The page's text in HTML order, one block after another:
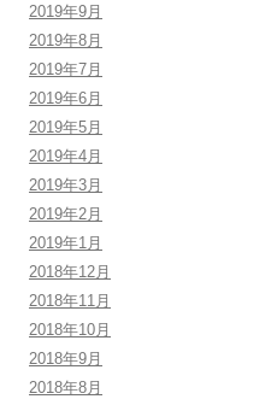
2019年9月
2019年8月
2019年7月
2019年6月
2019年5月
2019年4月
2019年3月
2019年2月
2019年1月
2018年12月
2018年11月
2018年10月
2018年9月
2018年8月